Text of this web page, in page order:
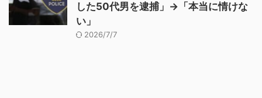
した50代男を逮捕」→「本当に情けな
い」
2026/7/7